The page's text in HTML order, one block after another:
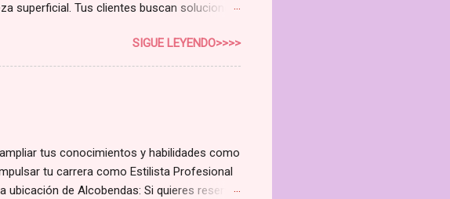
superficial. Tus clientes buscan soluciones
aumentando la rentabilidad de tu
este curso? Este no es solo un curso; es
tu cabina a un nuevo nivel. Cubriremos todo
Diagnóstico Avanzado Aprende a
de las glándulas sebáceas Alteraciones
SIGUE LEYENDO>>>>
tus conocimientos y habilidades como
tu carrera como Estilista Profesional
ubicación de Alcobendas: Si quieres reservar